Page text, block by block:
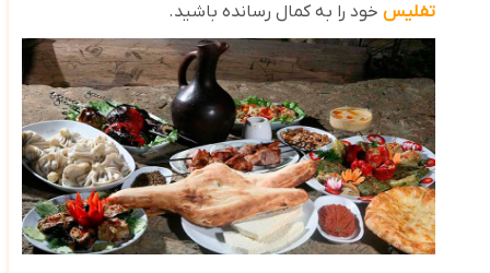
تفلیس خود را به کمال رسانده باشید.